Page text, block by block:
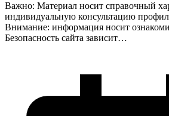
Важно: Материал носит справочный
индивидуальную консультацию
Внимание: информация носит
Безопасность сайта зависит…